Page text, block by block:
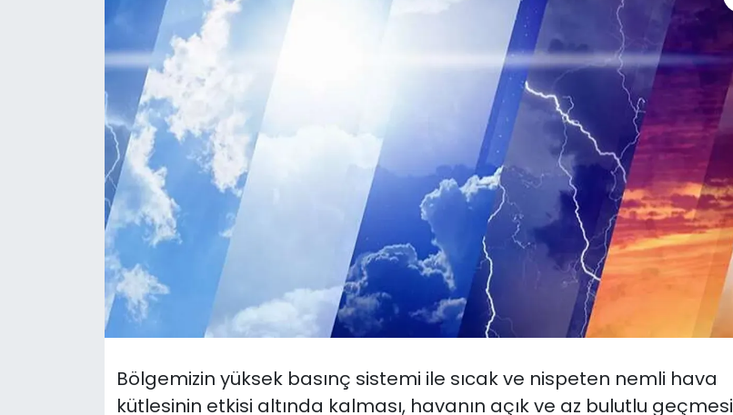
Bölgemizin yüksek basınç sistemi ile sıcak ve nispeten nemli hava
kütlesinin etkisi altında kalması, havanın açık ve az bulutlu geçmesi
KKTC YEREL SEÇİM 2018
Kültür Sanat
Magazin
Nöbetçi Eczaneler